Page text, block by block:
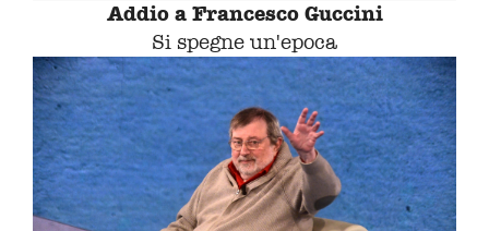
Addio a Francesco Guccini
Si spegne un'epoca